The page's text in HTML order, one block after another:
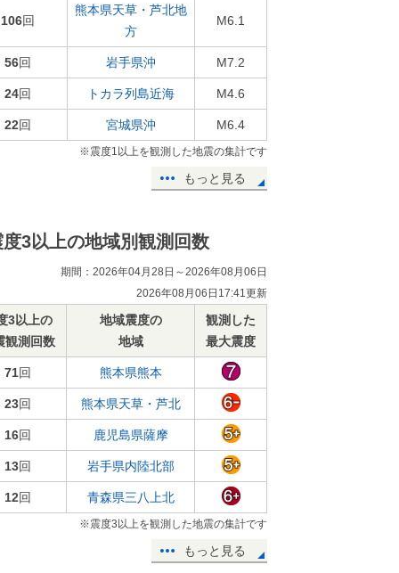
106回
熊本県天草・芦北地
方
M6.1
56回 岩手県沖 M7.2
24回 トカラ列島近海 M4.6
22回 宮城県沖 M6.4
※震度1以上を観測した地震の集計です
もっと見る
度3以上の地域別観測回数
期間：2026年04月28日～2026年08月06日
2026年08月06日17:41更新
3以上の
観測回数
地域震度の
地域
観測した
最大震度
71回 熊本県熊本
23回 熊本県天草・芦北
16回 鹿児島県薩摩
13回 岩手県内陸北部
12回 青森県三八上北
※震度3以上を観測した地震の集計です
もっと見る